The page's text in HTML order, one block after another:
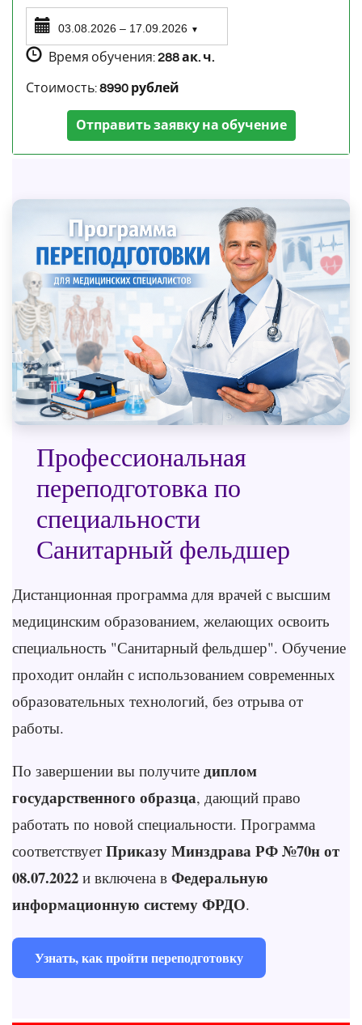
03.08.2026 – 17.09.2026 ▼
Время обучения:288 ак. ч.
Стоимость:8990 рублей
Отправить заявку на обучение
Профессиональная
переподготовка по
специальности
Санитарный фельдшер
Дистанционная программа для врачей с высшим
медицинским образованием, желающих освоить
специальность "Санитарный фельдшер". Обучение
проходит онлайн с использованием современных
образовательных технологий, без отрыва от
работы.
По завершении вы получите диплом
государственного образца, дающий право
работать по новой специальности. Программа
соответствует Приказу Минздрава РФ №70н от
08.07.2022 и включена в Федеральную
информационную систему ФРДО.
Узнать, как пройти переподготовку